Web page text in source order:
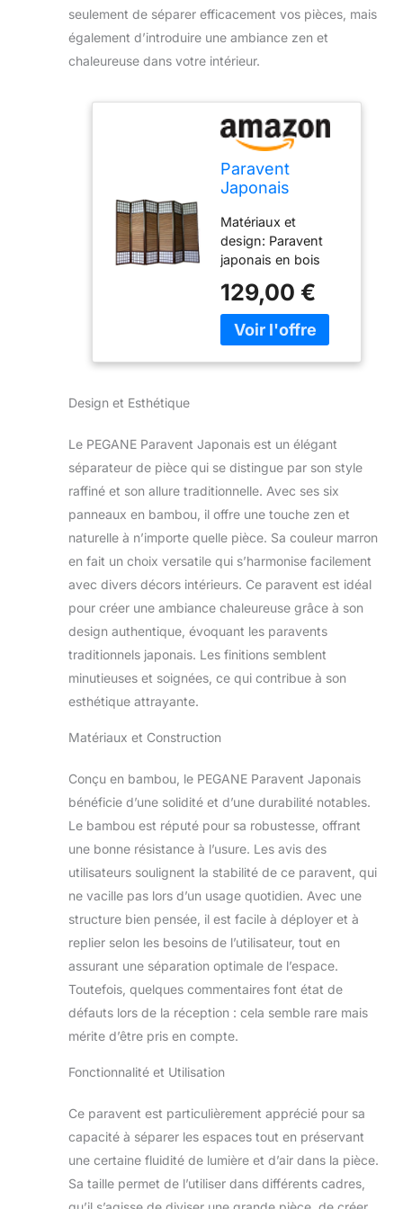
seulement de séparer efficacement vos pièces, mais
également d’introduire une ambiance zen et
chaleureuse dans votre intérieur.
Paravent
Japonais
pièce en Bois
avec Bambou
de 6 Panneaux
Coloris Marron
-PEGANE-
Matériaux et
design: Paravent
japonais en bois
papier de riz blanc
avec motif bambou
de 6 panneaux,
largeur de 264 cm
et profondeur de
2,2 cm Dimensions
Largeur de 44 cm
par panneau pour
une séparation
modulable Poids du
déplacement et
l'installation
Fonctionnalité:
délimiter différentes
zones dans votre
intérieur
129,00 €
Design et Esthétique
Le PEGANE Paravent Japonais est un élégant
séparateur de pièce qui se distingue par son style
raffiné et son allure traditionnelle. Avec ses six
panneaux en bambou, il offre une touche zen et
naturelle à n’importe quelle pièce. Sa couleur marron
en fait un choix versatile qui s’harmonise facilement
avec divers décors intérieurs. Ce paravent est idéal
pour créer une ambiance chaleureuse grâce à son
design authentique, évoquant les paravents
traditionnels japonais. Les finitions semblent
minutieuses et soignées, ce qui contribue à son
esthétique attrayante.
Matériaux et Construction
Conçu en bambou, le PEGANE Paravent Japonais
bénéficie d’une solidité et d’une durabilité notables.
Le bambou est réputé pour sa robustesse, offrant
une bonne résistance à l’usure. Les avis des
utilisateurs soulignent la stabilité de ce paravent, qui
ne vacille pas lors d’un usage quotidien. Avec une
structure bien pensée, il est facile à déployer et à
replier selon les besoins de l’utilisateur, tout en
assurant une séparation optimale de l’espace.
Toutefois, quelques commentaires font état de
défauts lors de la réception : cela semble rare mais
mérite d’être pris en compte.
Fonctionnalité et Utilisation
Ce paravent est particulièrement apprécié pour sa
capacité à séparer les espaces tout en préservant
une certaine fluidité de lumière et d’air dans la pièce.
Sa taille permet de l’utiliser dans différents cadres,